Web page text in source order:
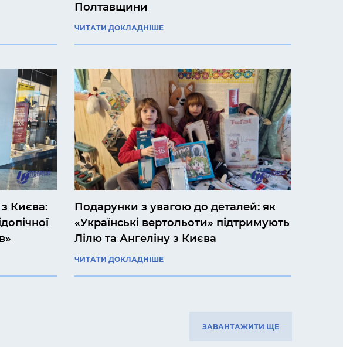
Полтавщини
ЧИТАТИ ДОКЛАДНІШЕ
Києва:
Подарунки з увагою до деталей: як
«Українські вертольоти» підтримують
Лілю та Ангеліну з Києва
ЧИТАТИ ДОКЛАДНІШЕ
ЗАВАНТАЖИТИ ЩЕ